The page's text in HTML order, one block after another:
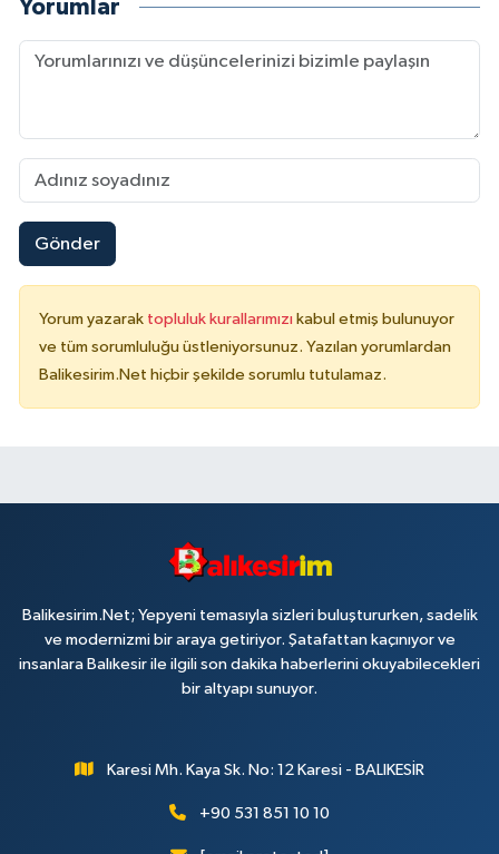
Yorumlar
Gönder
Yorum yazarak topluluk kurallarımızı kabul etmiş bulunuyor
ve tüm sorumluluğu üstleniyorsunuz. Yazılan yorumlardan
Balikesirim.Net hiçbir şekilde sorumlu tutulamaz.
Balikesirim.Net; Yepyeni temasıyla sizleri buluştururken, sadelik
ve modernizmi bir araya getiriyor. Şatafattan kaçınıyor ve
insanlara Balıkesir ile ilgili son dakika haberlerini okuyabilecekleri
bir altyapı sunuyor.
Karesi Mh. Kaya Sk. No: 12 Karesi - BALIKESİR
+90 531 851 10 10